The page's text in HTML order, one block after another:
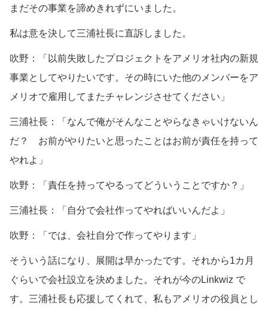
まだその事業を諦めきれずにいました。
私は意を決して三浦社長に直訴しました。
吹野：「以前失敗したプロジェクトをアメリオ社内の新規
事業としてやりたいです。その時にいた他のメンバーをア
メリオで雇用してまたチャレンジさせてください」
三浦社長：「なんで俺がそんなことやらなきゃいけないん
だ？ お前がやりたいと思ったことはお前が責任を持って
やれよ」
吹野：「責任を持ってやるってどういうことですか？」
三浦社長：「自分で会社作ってやればいいんだよ」
吹野：「では、会社自分で作ってやります」
そういう話になり、展開は早かったです。それから1カ月
ぐらいで会社設立を決めました。それが今のLinkwiz で
す。三浦社長も応援してくれて、私もアメリオの役員とし